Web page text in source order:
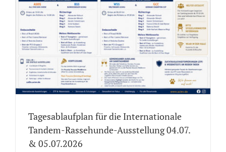
Tagesablaufplan für die Internationale
Tandem-Rassehunde-Ausstellung 04.07.
& 05.07.2026